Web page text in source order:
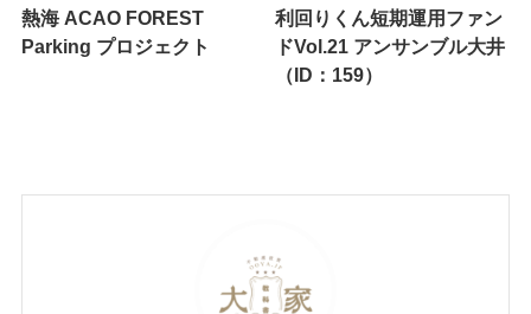
熱海 ACAO FOREST
Parking プロジェクト
利回りくん短期運用ファン
ドVol.21 アンサンブル大井
（ID：159）